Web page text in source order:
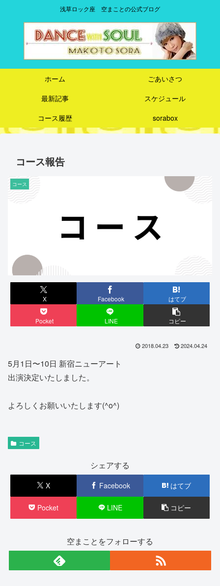
浅草ロック座 空まことの公式ブログ
ホーム
ごあいさつ
最新記事
スケジュール
コース履歴
sorabox
コース報告
コース
X Facebook はてブ
Pocket LINE コピー
2018.04.23 2024.04.24
5月1日〜10日 新宿ニューアート
出演決定いたしました。
よろしくお願いいたします(^o^)
コース
シェアする
X Facebook はてブ
Pocket LINE コピー
空まことをフォローする